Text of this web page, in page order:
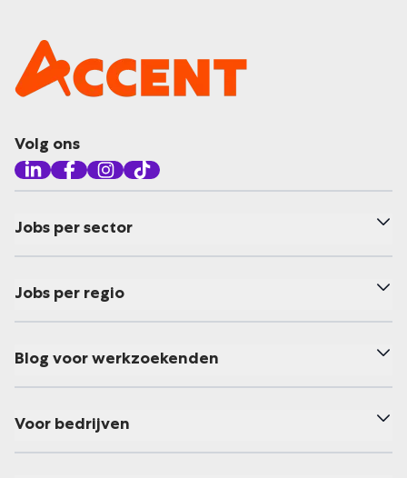
Volg ons
Jobs per sector
Jobs per regio
Blog voor werkzoekenden
Voor bedrijven